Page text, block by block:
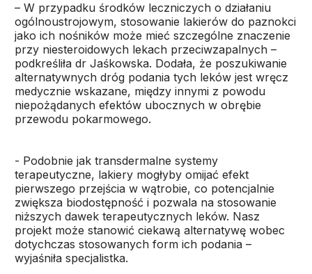
– W przypadku środków leczniczych o działaniu
ogólnoustrojowym, stosowanie lakierów do paznokci
jako ich nośników może mieć szczególne znaczenie
przy niesteroidowych lekach przeciwzapalnych –
podkreśliła dr Jaśkowska. Dodała, że poszukiwanie
alternatywnych dróg podania tych leków jest wręcz
medycznie wskazane, między innymi z powodu
niepożądanych efektów ubocznych w obrębie
przewodu pokarmowego.
- Podobnie jak transdermalne systemy
terapeutyczne, lakiery mogłyby omijać efekt
pierwszego przejścia w wątrobie, co potencjalnie
zwiększa biodostępność i pozwala na stosowanie
niższych dawek terapeutycznych leków. Nasz
projekt może stanowić ciekawą alternatywę wobec
dotychczas stosowanych form ich podania –
wyjaśniła specjalistka.